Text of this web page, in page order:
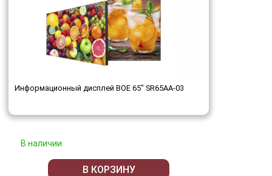
Информационный дисплей BOE 65" SR65AA-03
В наличии
В КОРЗИНУ